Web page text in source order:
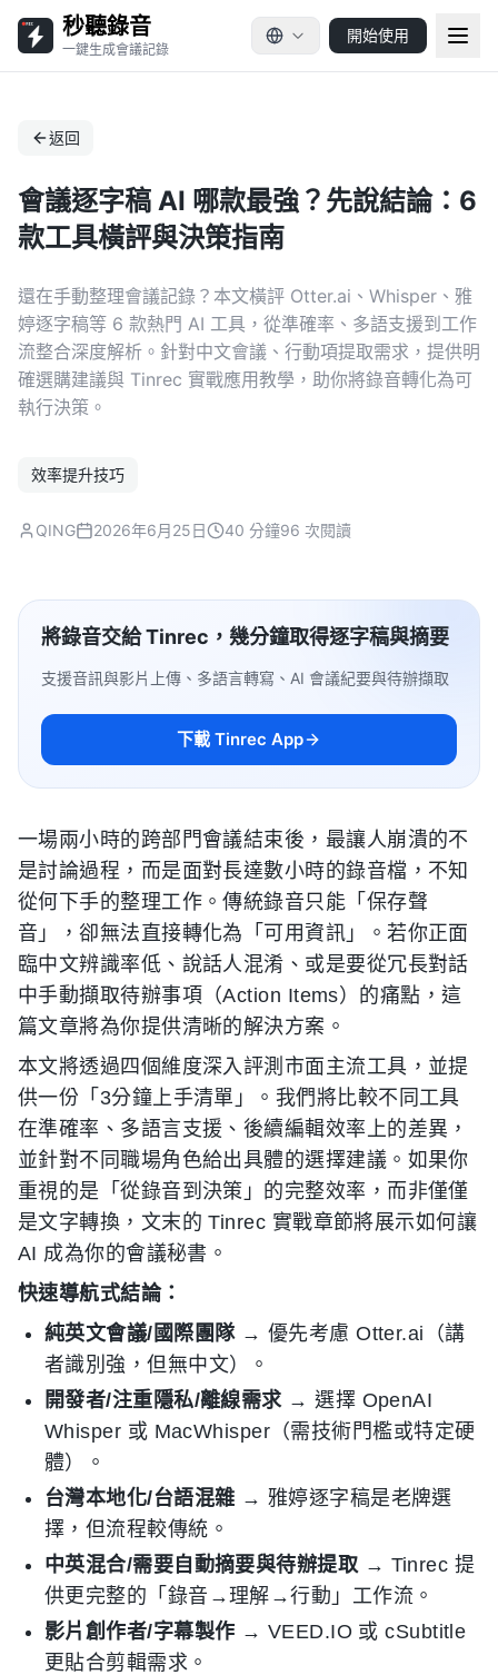
秒聽錄音
一鍵生成會議記錄
開始使用
返回
會議逐字稿 AI 哪款最強？先說結論：6
款工具橫評與決策指南
還在手動整理會議記錄？本文橫評 Otter.ai、Whisper、雅
婷逐字稿等 6 款熱門 AI 工具，從準確率、多語支援到工作
流整合深度解析。針對中文會議、行動項提取需求，提供明
確選購建議與 Tinrec 實戰應用教學，助你將錄音轉化為可
執行決策。
效率提升技巧
QING 2026年6月25日 40 分鐘96 次閱讀
將錄音交給 Tinrec，幾分鐘取得逐字稿與摘要
支援音訊與影片上傳、多語言轉寫、AI 會議紀要與待辦擷取
下載 Tinrec App
一場兩小時的跨部門會議結束後，最讓人崩潰的不
是討論過程，而是面對長達數小時的錄音檔，不知
從何下手的整理工作。傳統錄音只能「保存聲
音」，卻無法直接轉化為「可用資訊」。若你正面
臨中文辨識率低、說話人混淆、或是要從冗長對話
中手動擷取待辦事項（Action Items）的痛點，這
篇文章將為你提供清晰的解決方案。
本文將透過四個維度深入評測市面主流工具，並提
供一份「3分鐘上手清單」。我們將比較不同工具
在準確率、多語言支援、後續編輯效率上的差異，
並針對不同職場角色給出具體的選擇建議。如果你
重視的是「從錄音到決策」的完整效率，而非僅僅
是文字轉換，文末的 Tinrec 實戰章節將展示如何讓
AI 成為你的會議秘書。
快速導航式結論：
純英文會議/國際團隊→ 優先考慮 Otter.ai（講
者識別強，但無中文）。
開發者/注重隱私/離線需求→ 選擇 OpenAI
Whisper 或 MacWhisper（需技術門檻或特定硬
體）。
台灣本地化/台語混雜 → 雅婷逐字稿是老牌選
擇，但流程較傳統。
中英混合/需要自動摘要與待辦提取→ Tinrec 提
供更完整的「錄音→理解→行動」工作流。
影片創作者/字幕製作 → VEED.IO 或 cSubtitle
更貼合剪輯需求。